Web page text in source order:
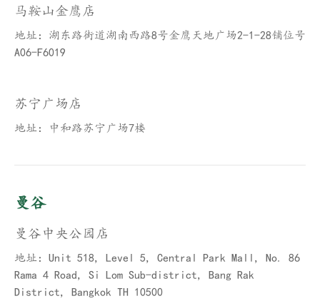
马鞍山金鹰店
地址：湖东路街道湖南西路8号金鹰天地广场2-1-28铺位号
A06-F6019
苏宁广场店
地址：中和路苏宁广场7楼
曼谷
曼谷中央公园店
地址：Unit 518, Level 5, Central Park Mall, No. 86
Rama 4 Road, Si Lom Sub-district, Bang Rak
District, Bangkok TH 10500